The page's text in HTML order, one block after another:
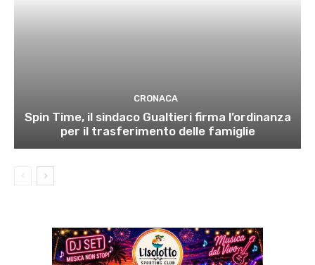
CRONACA
Spin Time, il sindaco Gualtieri firma l’ordinanza
per il trasferimento delle famiglie